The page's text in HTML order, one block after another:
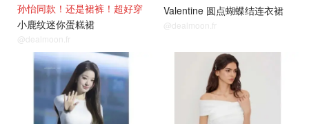
孙怡同款！还是裙裤！超好穿
小鹿纹迷你蛋糕裙
@dealmoon.fr
Valentine 圆点蝴蝶结连衣裙
@dealmoon.fr